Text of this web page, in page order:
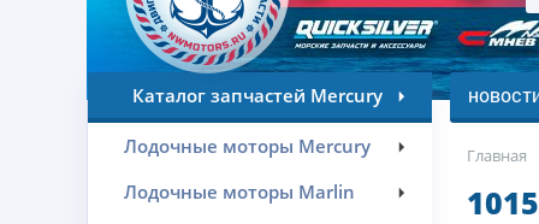
Каталог запчастей Mercury
Лодочные моторы Mercury
Лодочные моторы Marlin
Главная